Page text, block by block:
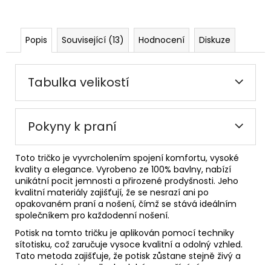
Popis Související (13) Hodnocení Diskuze
Tabulka velikostí
Pokyny k praní
Toto tričko je vyvrcholením spojení komfortu, vysoké
kvality a elegance. Vyrobeno ze 100% bavlny, nabízí
unikátní pocit jemnosti a přirozené prodyšnosti. Jeho
kvalitní materiály zajišťují, že se nesrazí ani po
opakovaném praní a nošení, čímž se stává ideálním
společníkem pro každodenní nošení.
Potisk na tomto tričku je aplikován pomocí techniky
sítotisku, což zaručuje vysoce kvalitní a odolný vzhled.
Tato metoda zajišťuje, že potisk zůstane stejně živý a